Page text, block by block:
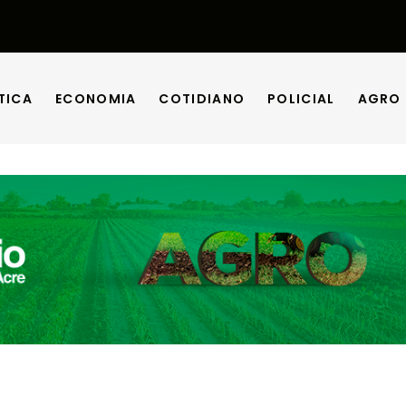
ECONOMIA COTIDIANO POLICIAL AGRO
ECONOMIA COTIDIANO POLICIAL AGRO